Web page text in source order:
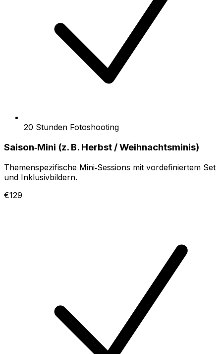
20 Stunden Fotoshooting
Saison‑Mini (z. B. Herbst / Weihnachtsminis)
Themenspezifische Mini‑Sessions mit vordefiniertem Set
und Inklusivbildern.
€129